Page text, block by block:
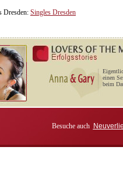
Dresden: Singles Dresden
einen
beim
Besuche auch